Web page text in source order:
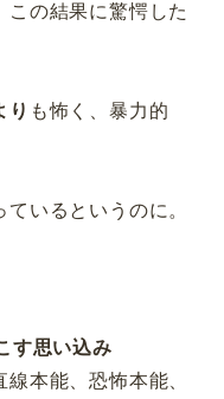
の結果に驚愕した
り も怖く、暴力的
いるというのに。
す思い込み
本能、恐怖本能、